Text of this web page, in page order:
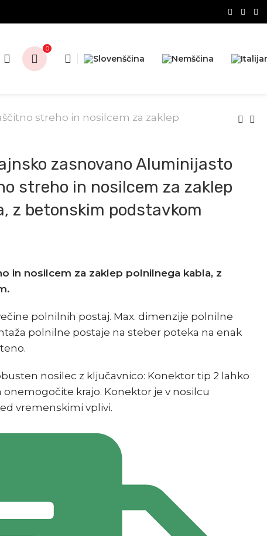
0
streho in nosilcem za zaklep
zasnovano Aluminijasto
streho in nosilcem za zaklep
z betonskim podstavkom
in nosilcem za zaklep polnilnega kabla, z
polnilnih postaj. Max. dimenzije polnilne
polnilne postaje na steber poteka na enak
nosilec z ključavnico: Konektor tip 2 lahko
krajo. Konektor je v nosilcu
vremenskimi vplivi.